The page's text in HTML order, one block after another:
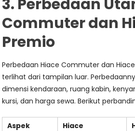
3. Perbedaan
Commuter dan
Premio
Perbedaan Hiace Commuter dan
terlihat dari tampilan luar.
dimensi kendaraan, ruang kabin,
kursi, dan harga sewa. Berikut
Aspek
Hiace